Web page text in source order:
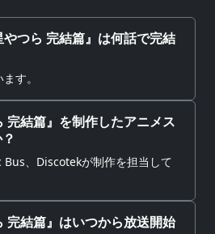
つら 完結篇』は何話で完結
す。
完結篇』を制作したアニメス
、Discotekが制作を担当して
完結篇』はいつから放送開始